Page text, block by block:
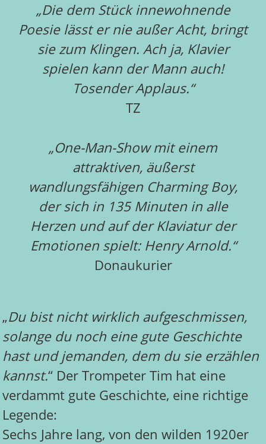
„Die dem Stück innewohnende
Poesie lässt er nie außer Acht, bringt
sie zum Klingen. Ach ja, Klavier
spielen kann der Mann auch!
Tosender Applaus.“
TZ
„One-Man-Show mit einem
attraktiven, äußerst
wandlungsfähigen Charming Boy,
der sich in 135 Minuten in alle
Herzen und auf der Klaviatur der
Emotionen spielt: Henry Arnold.“
Donaukurier
„Du bist nicht wirklich aufgeschmissen,
solange du noch eine gute Geschichte
hast und jemanden, dem du sie erzählen
kannst.“ Der Trompeter Tim hat eine
verdammt gute Geschichte, eine richtige
Legende:
Sechs Jahre lang, von den wilden 1920er